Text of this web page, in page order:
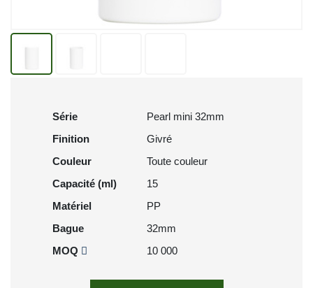
Série
Pearl mini 32mm
Finition
Givré
Couleur
Toute couleur
Capacité (ml)
15
Matériel
PP
Bague
32mm
MOQ
10 000